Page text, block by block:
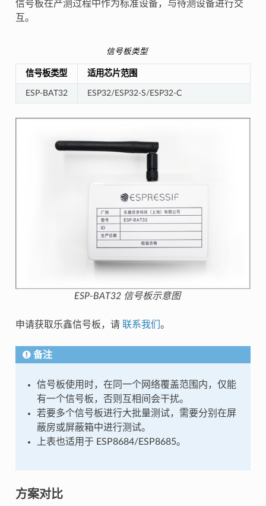
信号板在产测过程中作为标准设备，与待测设备进行交
互。
信号板类型
信号板类型 适用芯片范围
ESP-BAT32 ESP32/ESP32-S/ESP32-C
ESP-BAT32 信号板示意图
申请获取乐鑫信号板，请 联系我们 。
备注
信号板使用时，在同一个网络覆盖范围内，仅能
有一个信号板，否则互相间会干扰。
若要多个信号板进行大批量测试，需要分别在屏
蔽房或屏蔽箱中进行测试。
上表也适用于 ESP8684/ESP8685。
方案对比